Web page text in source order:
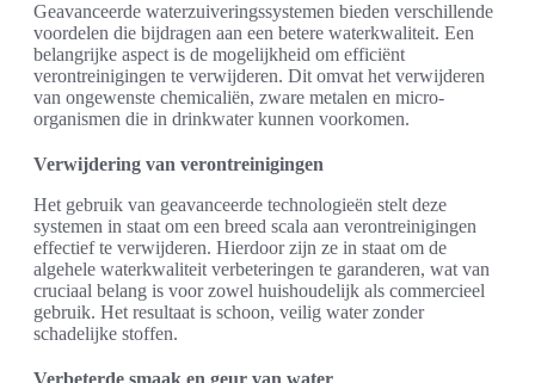
Geavanceerde waterzuiveringssystemen bieden verschillende
voordelen die bijdragen aan een betere waterkwaliteit. Een
belangrijke aspect is de mogelijkheid om efficiënt
verontreinigingen te verwijderen. Dit omvat het verwijderen
van ongewenste chemicaliën, zware metalen en micro-
organismen die in drinkwater kunnen voorkomen.
Verwijdering van verontreinigingen
Het gebruik van geavanceerde technologieën stelt deze
systemen in staat om een breed scala aan verontreinigingen
effectief te verwijderen. Hierdoor zijn ze in staat om de
algehele waterkwaliteit verbeteringen te garanderen, wat van
cruciaal belang is voor zowel huishoudelijk als commercieel
gebruik. Het resultaat is schoon, veilig water zonder
schadelijke stoffen.